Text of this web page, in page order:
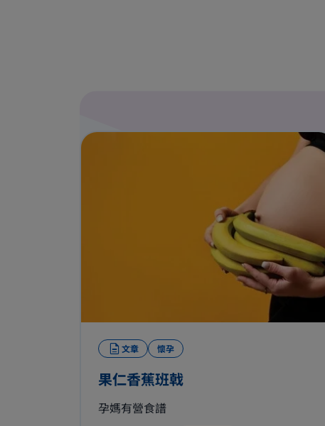
文章 懷孕
果仁香蕉班戟
孕媽有營食譜